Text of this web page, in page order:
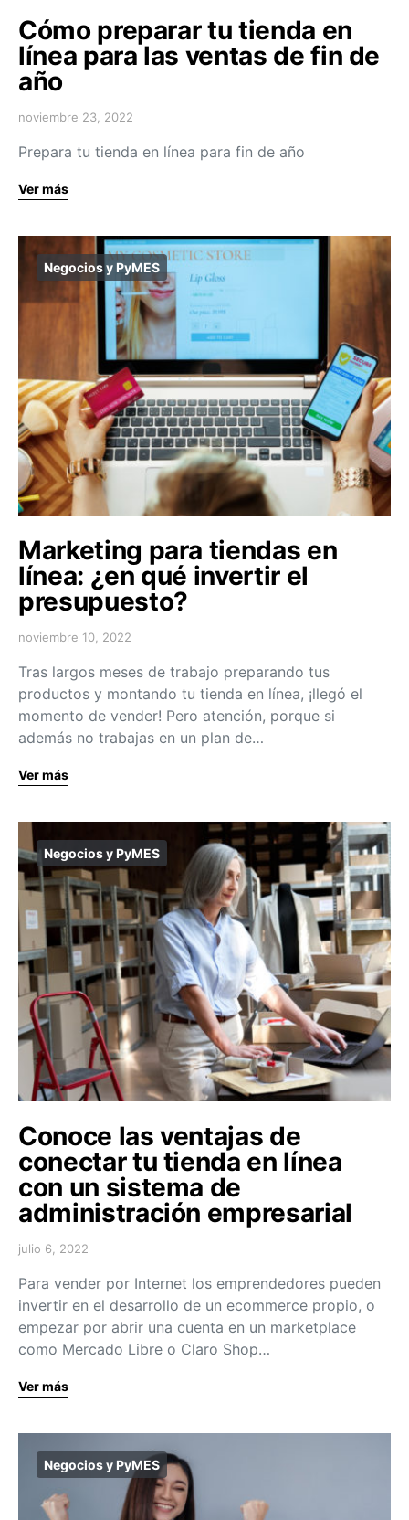
Cómo preparar tu tienda en
línea para las ventas de fin de
año
noviembre 23, 2022
Prepara tu tienda en línea para fin de año
Ver más
Negocios y PyMES
Marketing para tiendas en
línea: ¿en qué invertir el
presupuesto?
noviembre 10, 2022
Tras largos meses de trabajo preparando tus
productos y montando tu tienda en línea, ¡llegó el
momento de vender! Pero atención, porque si
además no trabajas en un plan de…
Ver más
Negocios y PyMES
Conoce las ventajas de
conectar tu tienda en línea
con un sistema de
administración empresarial
julio 6, 2022
Para vender por Internet los emprendedores pueden
invertir en el desarrollo de un ecommerce propio, o
empezar por abrir una cuenta en un marketplace
como Mercado Libre o Claro Shop…
Ver más
Negocios y PyMES